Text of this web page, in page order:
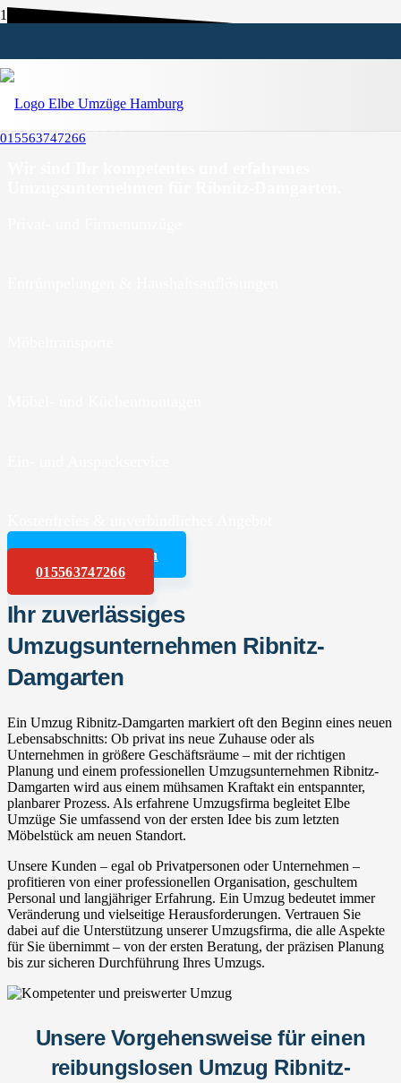
015563747266
Umzugsunternehmen Ribnitz-
Angebot anfordern
015563747266
Ihr zuverlässiges
Umzugsunternehmen Ribnitz-
Damgarten
Ein Umzug Ribnitz-Damgarten markiert oft den Beginn eines neuen
Lebensabschnitts: Ob privat ins neue Zuhause oder als
Unternehmen in größere Geschäftsräume – mit der richtigen
Planung und einem professionellen Umzugsunternehmen Ribnitz-
Damgarten wird aus einem mühsamen Kraftakt ein entspannter,
planbarer Prozess. Als erfahrene Umzugsfirma begleitet Elbe
Umzüge Sie umfassend von der ersten Idee bis zum letzten
Möbelstück am neuen Standort.
Unsere Kunden – egal ob Privatpersonen oder Unternehmen –
profitieren von einer professionellen Organisation, geschultem
Personal und langjähriger Erfahrung. Ein Umzug bedeutet immer
Veränderung und vielseitige Herausforderungen. Vertrauen Sie
dabei auf die Unterstützung unserer Umzugsfirma, die alle Aspekte
für Sie übernimmt – von der ersten Beratung, der präzisen Planung
bis zur sicheren Durchführung Ihres Umzugs.
Unsere Vorgehensweise für einen
reibungslosen Umzug Ribnitz-